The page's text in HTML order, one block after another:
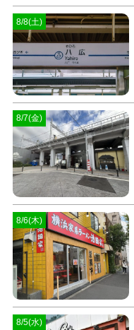
8/8(土)
8/7(金)
8/6(木)
8/5(水)